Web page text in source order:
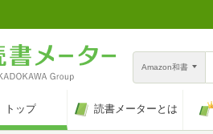
Amazon和書
トップ 読書メーターとは